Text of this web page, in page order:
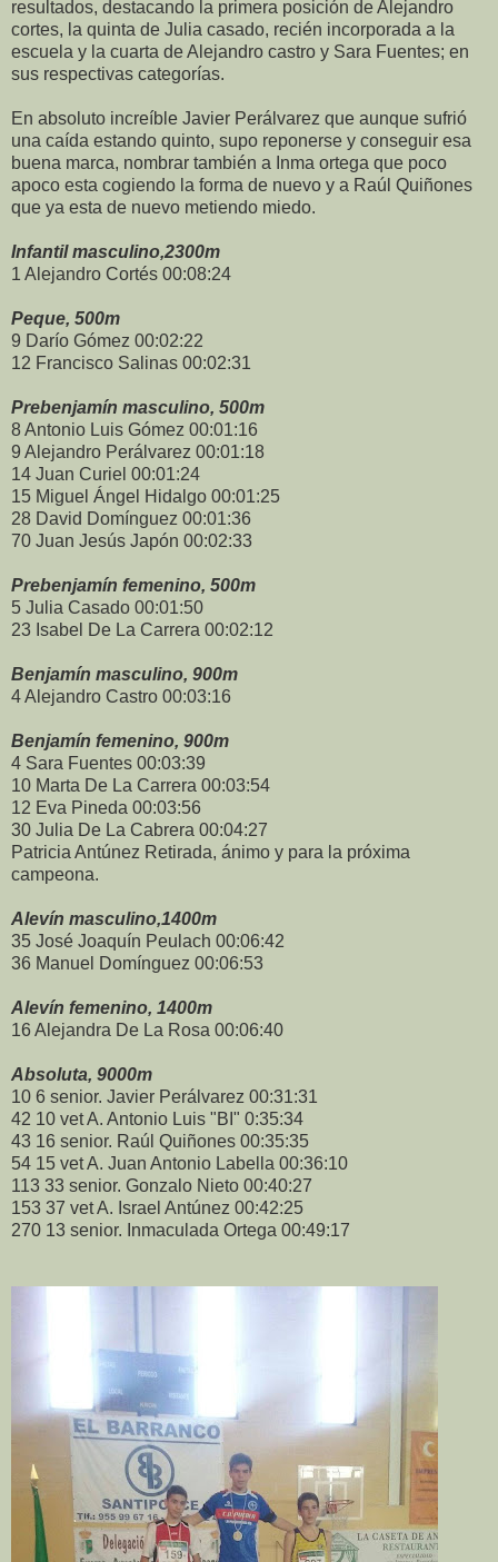
resultados, destacando la primera posición de Alejandro
cortes, la quinta de Julia casado, recién incorporada a la
escuela y la cuarta de Alejandro castro y Sara Fuentes; en
sus respectivas categorías.
En absoluto increíble Javier Perálvarez que aunque sufrió
una caída estando quinto, supo reponerse y conseguir esa
buena marca, nombrar también a Inma ortega que poco
apoco esta cogiendo la forma de nuevo y a Raúl Quiñones
que ya esta de nuevo metiendo miedo.
Infantil masculino,2300m
1 Alejandro Cortés 00:08:24
Peque, 500m
9 Darío Gómez 00:02:22
12 Francisco Salinas 00:02:31
Prebenjamín masculino, 500m
8 Antonio Luis Gómez 00:01:16
9 Alejandro Perálvarez 00:01:18
14 Juan Curiel 00:01:24
15 Miguel Ángel Hidalgo 00:01:25
28 David Domínguez 00:01:36
70 Juan Jesús Japón 00:02:33
Prebenjamín femenino, 500m
5 Julia Casado 00:01:50
23 Isabel De La Carrera 00:02:12
Benjamín masculino, 900m
4 Alejandro Castro 00:03:16
Benjamín femenino, 900m
4 Sara Fuentes 00:03:39
10 Marta De La Carrera 00:03:54
12 Eva Pineda 00:03:56
30 Julia De La Cabrera 00:04:27
Patricia Antúnez Retirada, ánimo y para la próxima
campeona.
Alevín masculino,1400m
35 José Joaquín Peulach 00:06:42
36 Manuel Domínguez 00:06:53
Alevín femenino, 1400m
16 Alejandra De La Rosa 00:06:40
Absoluta, 9000m
10 6 senior. Javier Perálvarez 00:31:31
42 10 vet A. Antonio Luis "BI" 0:35:34
43 16 senior. Raúl Quiñones 00:35:35
54 15 vet A. Juan Antonio Labella 00:36:10
113 33 senior. Gonzalo Nieto 00:40:27
153 37 vet A. Israel Antúnez 00:42:25
270 13 senior. Inmaculada Ortega 00:49:17